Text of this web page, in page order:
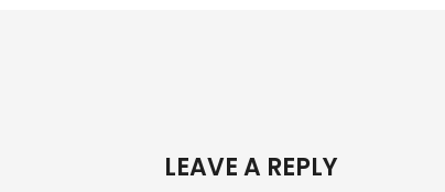
LEAVE A REPLY